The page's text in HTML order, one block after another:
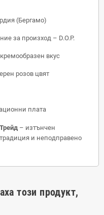
(Бергамо)
за произход – D.O.P.
вкус
розов цвят
плата
– изтънчен
и неподправено
този продукт,